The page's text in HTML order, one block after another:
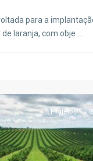
para a
laranja, com obje
Projetos